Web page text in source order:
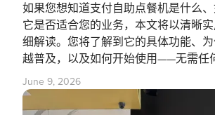
如果您想知道支付自助点餐机是什么
它是否适合您的业务，本文将以清晰
细解读。您将了解到它的具体功能、
越普及，以及如何开始使用——无需任
June 9, 2026